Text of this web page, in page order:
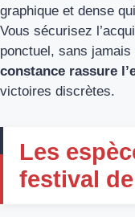
graphique et dense
Vous sécurisez
ponctuel, sans jamais
constance rassure
victoires discrètes.
Les
festival